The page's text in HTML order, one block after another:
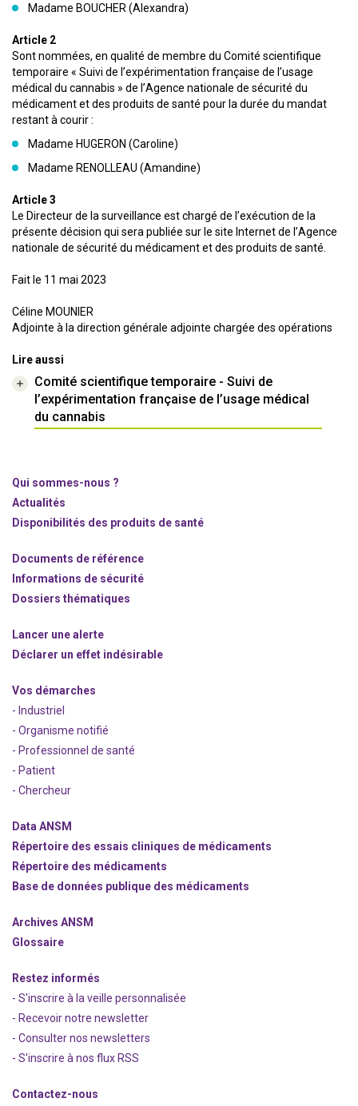
Madame BOUCHER (Alexandra)
Article 2
Sont nommées, en qualité de membre du Comité scientifique
temporaire « Suivi de l’expérimentation française de l’usage
médical du cannabis » de l’Agence nationale de sécurité du
médicament et des produits de santé pour la durée du mandat
restant à courir :
Madame HUGERON (Caroline)
Madame RENOLLEAU (Amandine)
Article 3
Le Directeur de la surveillance est chargé de l’exécution de la
présente décision qui sera publiée sur le site Internet de l’Agence
nationale de sécurité du médicament et des produits de santé.
Fait le 11 mai 2023
Céline MOUNIER
Adjointe à la direction générale adjointe chargée des opérations
Lire aussi
Comité scientifique temporaire - Suivi de
l’expérimentation française de l’usage médical
du cannabis
Qui sommes-nous ?
Actualités
Disponibilités des produits de santé
Documents de référence
Informations de sécurité
Dossiers thématiques
Lancer une alerte
Déclarer un effet indésirable
Vos démarches
- Industriel
- Organisme notifié
- Professionnel de santé
- Patient
- Chercheur
Data ANSM
Répertoire des essais cliniques de médicaments
Répertoire des médicaments
Base de données publique des médicaments
Archives ANSM
Glossaire
Restez informés
- S'inscrire à la veille personnalisée
- Recevoir notre newsletter
- Consulter nos newsletters
- S'inscrire à nos flux RSS
Contactez-nous